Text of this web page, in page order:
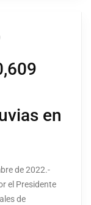
en
de 2022.-
el Presidente
de